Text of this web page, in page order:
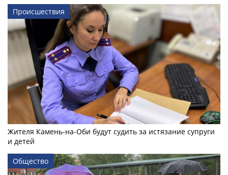
Происшествия
Жителя Камень-на-Оби будут судить за истязание супруги
и детей
Общество